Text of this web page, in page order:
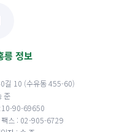
릉 정보
길 10 (수유동 455-60)
준
90-69650
팩스 : 02-905-6729